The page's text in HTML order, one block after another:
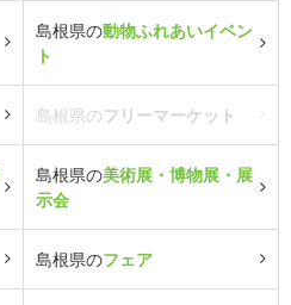
島根県の動物ふれあいイベン
ト
島根県のフリーマーケット
島根県の美術展・博物展・展
示会
島根県のフェア